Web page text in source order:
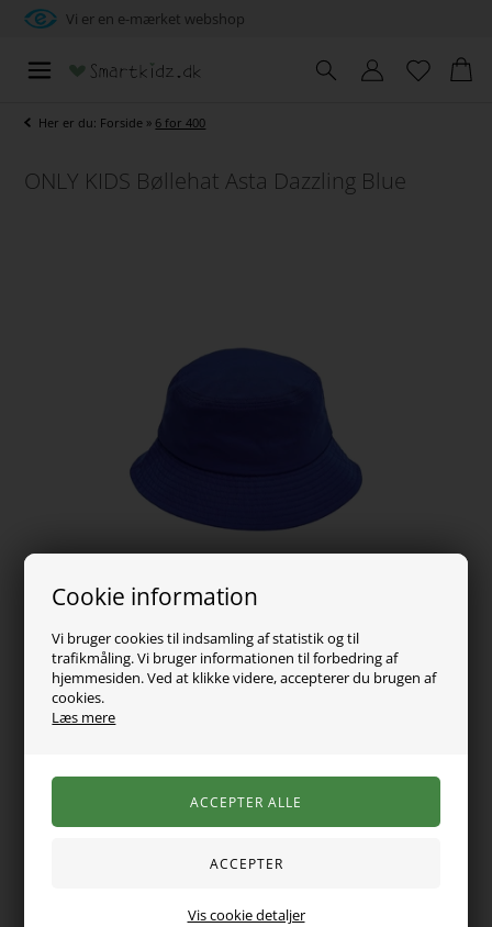
Cookie information
Vi bruger cookies til indsamling af statistik og til
trafikmåling. Vi bruger informationen til forbedring af
hjemmesiden. Ved at klikke videre, accepterer du brugen af
cookies.
Læs mere
Vis cookie detaljer
Vi er en e-mærket webshop
Her er du: Forside » 6 for 400
ONLY KIDS Bøllehat Asta Dazzling Blue
129,00DKK